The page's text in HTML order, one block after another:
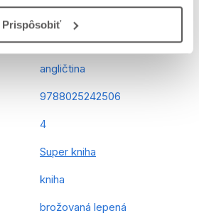
PrispôsobiťPrincess Big Book and
Coloring
angličtina
9788025242506
4
Super kniha
kniha
brožovaná lepená